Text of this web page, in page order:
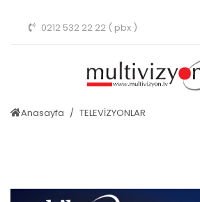
0212 532 22 22 ( pbx )
Anasayfa TELEVİZYONLAR